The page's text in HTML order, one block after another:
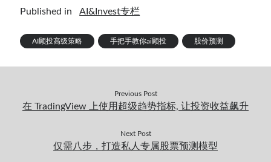
Published in AI&Invest专栏
AI顾投高级策略 手把手教你ai顾投 股价预测
Previous Post
在 TradingView 上使用超级趋势指标, 让投资收益飙升
Next Post
仅需八步，打造私人专属股票预测模型